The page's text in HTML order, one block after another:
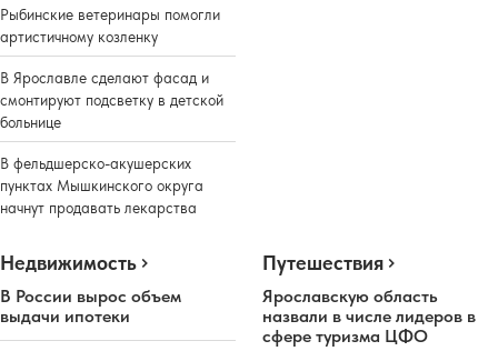
Рыбинские ветеринары помогли
артистичному козленку
В Ярославле сделают фасад и
смонтируют подсветку в детской
больнице
В фельдшерско-акушерских
пунктах Мышкинского округа
начнут продавать лекарства
Недвижимость
В России вырос объем
выдачи ипотеки
Путешествия
Ярославскую область
назвали в числе лидеров в
сфере туризма ЦФО